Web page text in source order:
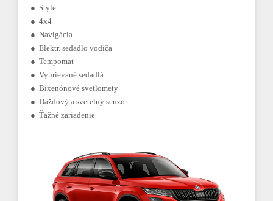
● Style
● 4x4
● Navigácia
● Elektr. sedadlo vodiča
● Tempomat
● Vyhrievané sedadlá
● Bixenónové svetlomety
● Daždový a svetelný senzor
● Ťažné zariadenie